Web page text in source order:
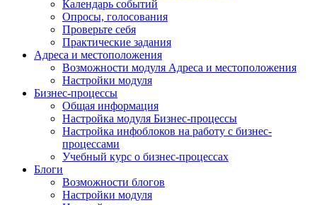
Календарь событий
Опросы, голосования
Проверьте себя
Практические задания
Адреса и местоположения
Возможности модуля Адреса и местоположения
Настройки модуля
Бизнес-процессы
Общая информация
Настройка модуля Бизнес-процессы
Настройка инфоблоков на работу с бизнес-
процессами
Учебный курс о бизнес-процессах
Блоги
Возможности блогов
Настройки модуля